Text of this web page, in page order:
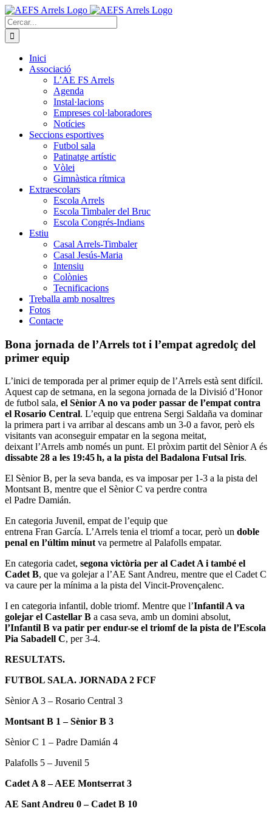
Skip
to
content
Cerca
…
Inici
Associació
L’AE FS Arrels
Agenda
Instal·lacions
Empreses col·laboradores
Notícies
Seccions esportives
Futbol sala
Patinatge artístic
Vòlei
Gimnàstica rítmica
Extraescolars
Escola Arrels
Escola Timbaler del Bruc
Escola Congrés-Indians
Estiu
Casal Arrels-Timbaler
Casal Jesús-Maria
Intensiu
Colònies
Tecnificacions
Treballa amb nosaltres
Fotos
Contacte
Bona jornada de l’Arrels tot i l’empat agredolç del
primer equip
L’inici de temporada per al primer equip de l’Arrels està sent difícil.
Aquest cap de setmana, en la segona jornada de la Divisió d’Honor
de futbol sala, el Sènior A no va poder passar de l’empat contra
el Rosario Central. L’equip que entrena Sergi Saldaña va dominar
la primera part i va arribar al descans amb un 3-0 a favor, però els
visitants van aconseguir empatar en la segona meitat,
deixantl’Arrels amb només un punt. El pròxim partit del Sènior A és
dissabte 28 a les 19:45 h, a la pista del Badalona Futsal Iris.
El Sènior B, per la seva banda, es va imposar per 1-3 a la pista del
Montsant B, mentre que el Sènior C va perdre contra
el Padre Damián.
En categoria Juvenil, empat de l’equip que
entrena Fran García. L’Arrels tenia el triomf a tocar, però un doble
penal en l’últim minutva permetre al Palafolls empatar.
En categoria cadet, segona victòria per al Cadet A i també el
Cadet B, que va golejar a l’AE Sant Andreu, mentre que el Cadet C
va caure per la mínima a la pista del Vincit-Provençalenc.
I en categoria infantil, doble triomf. Mentre que l’Infantil A va
golejar el Castellar B a casa seva, amb un domini absolut,
l’Infantil B va patir per endur-se el triomf de la pista de l’Escola
Pia Sabadell C, per 3-4.
RESULTATS.
FUTBOL SALA. JORNADA 2 FCF
Sènior A 3 – Rosario Central 3
Montsant B 1 – Sènior B 3
Sènior C 1 – Padre Damián 4
Palafolls 5 – Juvenil 5
Cadet A 8 – AEE Montserrat 3
AE Sant Andreu 0 – Cadet B 10